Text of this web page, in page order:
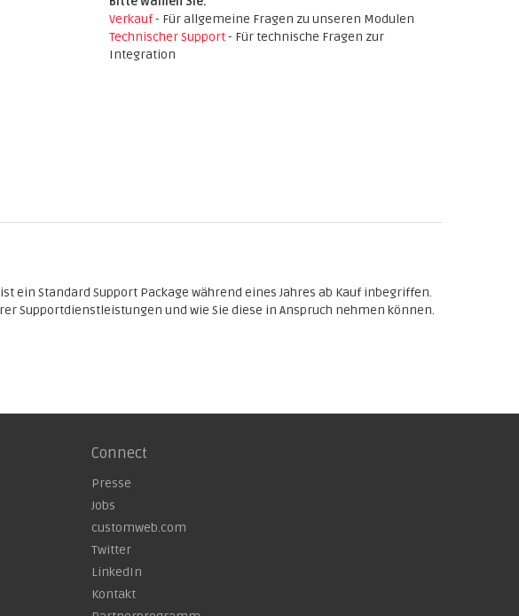
Verkauf- Für allgemeine Fragen zu unseren Modulen
Technischer Support- Für technische Fragen zur
Integration
ein Standard Support Package während eines Jahres ab Kauf inbegriffen.
Supportdienstleistungen und wie Sie diese in Anspruch nehmen können.
Connect
Presse
Jobs
customweb.com
Twitter
LinkedIn
Kontakt